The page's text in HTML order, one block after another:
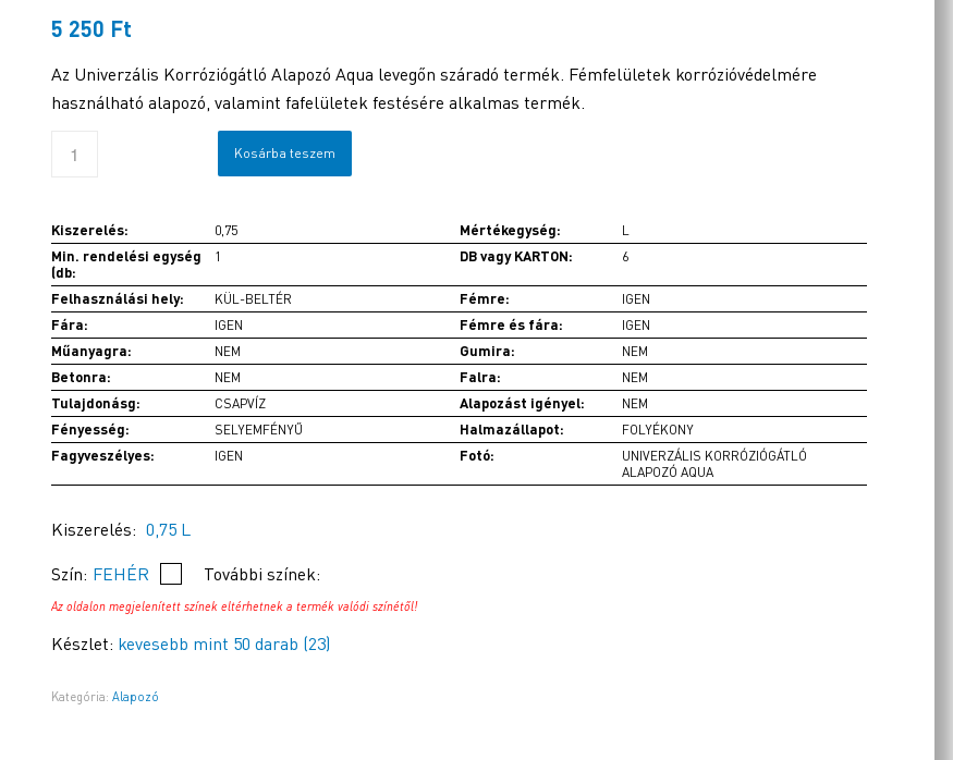
5 250 Ft
Az Univerzális Korróziógátló Alapozó Aqua levegőn száradó termék. Fémfelületek korrózióvédelmére
használható alapozó, valamint fafelületek festésére alkalmas termék.
Kosárba teszem
Kiszerelés: 0,75 Mértékegység: L
Min. rendelési egység
(db:
1 DB vagy KARTON: 6
Felhasználási hely: KÜL-BELTÉR Fémre: IGEN
Fára: IGEN Fémre és fára: IGEN
Műanyagra: NEM Gumira: NEM
Betonra: NEM Falra: NEM
Tulajdonásg: CSAPVÍZ Alapozást igényel: NEM
Fényesség: SELYEMFÉNYŰ Halmazállapot: FOLYÉKONY
Fagyveszélyes: IGEN Fotó:
UNIVERZÁLIS KORRÓZIÓGÁTLÓ
ALAPOZÓ AQUA
Kiszerelés: 0,75 L
Szín: FEHÉR További színek:
Az oldalon megjelenített színek eltérhetnek a termék valódi színétől!
Készlet: kevesebb mint 50 darab (23)
Kategória:Alapozó